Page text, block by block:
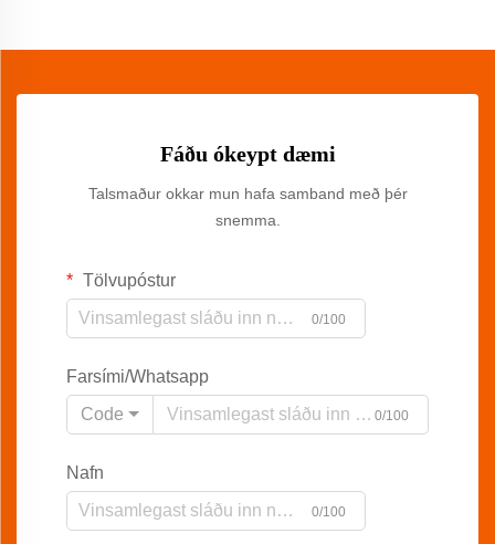
Fáðu ókeypt dæmi
Talsmaður okkar mun hafa samband með þér
snemma.
Tölvupóstur
0/100
Farsími/Whatsapp
Code
0/100
Nafn
0/100